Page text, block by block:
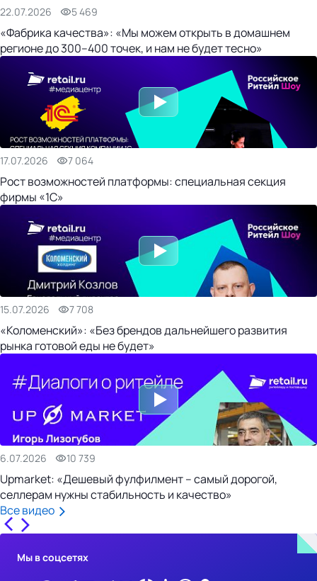
22.07.2026 5 469
«Фабрика качества»: «Мы можем открыть в домашнем
регионе до 300–400 точек, и нам не будет тесно»
17.07.2026 7 064
Рост возможностей платформы: специальная секция
фирмы «1С»
15.07.2026 7 708
«Коломенский»: «Без брендов дальнейшего развития
рынка готовой еды не будет»
6.07.2026 10 739
Upmarket: «Дешевый фулфилмент – самый дорогой,
селлерам нужны стабильность и качество»
Все видео
Мы в соцсетях